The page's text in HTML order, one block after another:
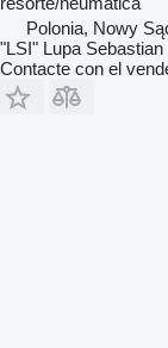
Polonia, Nowy
"LSI" Lupa Sebastian
Contacte con el